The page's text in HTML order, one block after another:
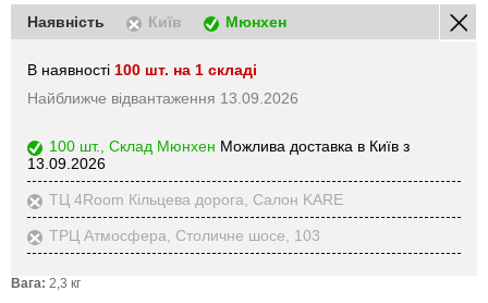
Наявність Київ Мюнхен
В наявності 100 шт. на 1 складі
Найближче відвантаження 13.09.2026
100 шт., Склад Мюнхен Можлива доставка в Київ з
13.09.2026
ТЦ 4Room Кільцева дорога, Салон KARE
ТРЦ Атмосфера, Столичне шосе, 103
Вага: 2,3 кг